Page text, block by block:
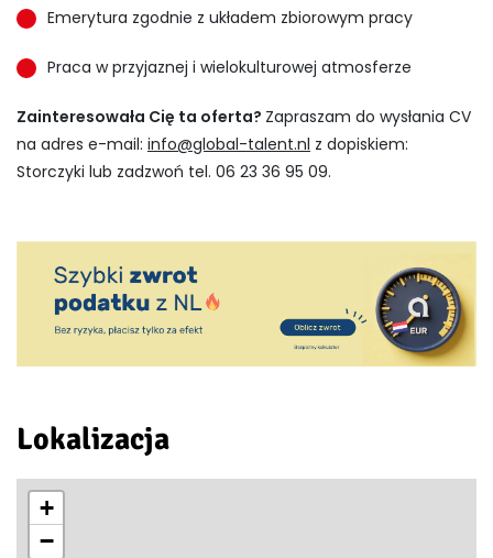
Emerytura zgodnie z układem zbiorowym pracy
Praca w przyjaznej i wielokulturowej atmosferze
Zainteresowała Cię ta oferta? Zapraszam do wysłania CV
na adres e-mail: info@global-talent.nl z dopiskiem:
Storczyki lub zadzwoń tel. 06 23 36 95 09.
Lokalizacja
+
−